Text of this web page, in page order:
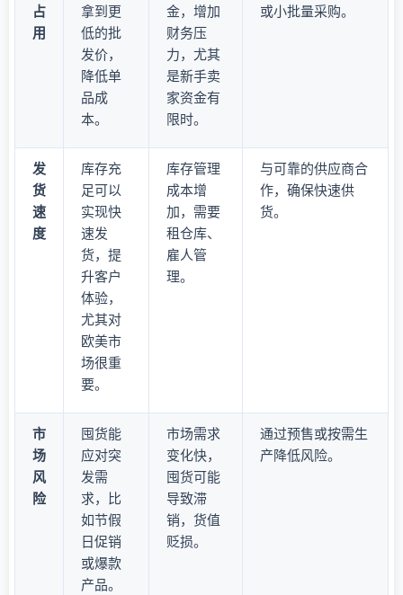
占
用
拿到更
低的批
发价，
降低单
品成
本。
金，增加
财务压
力，尤其
是新手卖
家资金有
限时。
或小批量采购。
发
货
速
度
库存充
足可以
实现快
速发
货，提
升客户
体验，
尤其对
欧美市
场很重
要。
库存管理
成本增
加，需要
租仓库、
雇人管
理。
与可靠的供应商合
作，确保快速供
货。
市
场
风
险
囤货能
应对突
发需
求，比
如节假
日促销
或爆款
产品。
市场需求
变化快，
囤货可能
导致滞
销，货值
贬损。
通过预售或按需生
产降低风险。